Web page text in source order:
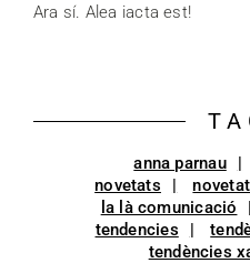
Ara sí. Alea iacta est!
anna parnau
novetats
la là comunicació
tendencies
tendències